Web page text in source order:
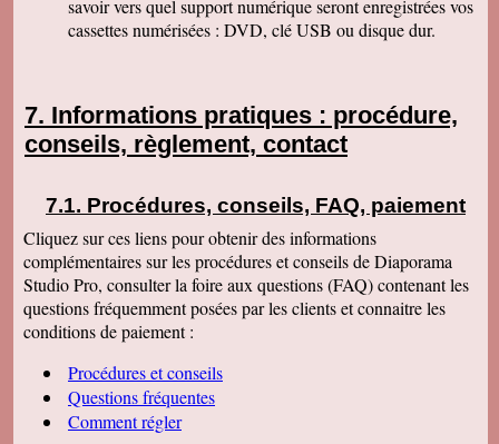
savoir vers quel support numérique seront enregistrées vos
cassettes numérisées : DVD, clé USB ou disque dur.
Informations pratiques : procédure,
conseils, règlement, contact
Procédures, conseils, FAQ, paiement
Cliquez sur ces liens pour obtenir des informations
complémentaires sur les procédures et conseils de Diaporama
Studio Pro, consulter la foire aux questions (FAQ) contenant les
questions fréquemment posées par les clients et connaitre les
conditions de paiement :
Procédures et conseils
Questions fréquentes
Comment régler